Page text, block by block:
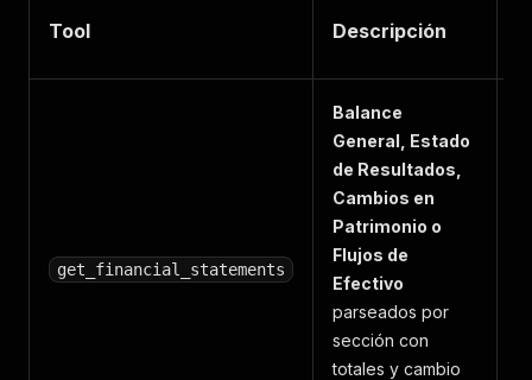
Tool Descripción
get_financial_statements
Balance
General, Estado
de Resultados,
Cambios en
Patrimonio o
Flujos de
Efectivo
parseados por
sección con
totales y cambio